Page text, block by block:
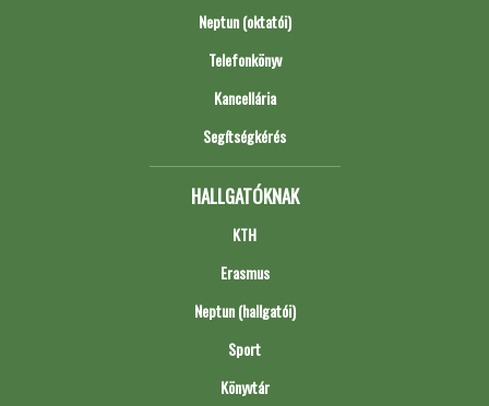
Neptun (oktatói)
Telefonkönyv
Kancellária
Segítségkérés
HALLGATÓKNAK
KTH
Erasmus
Neptun (hallgatói)
Sport
Könyvtár